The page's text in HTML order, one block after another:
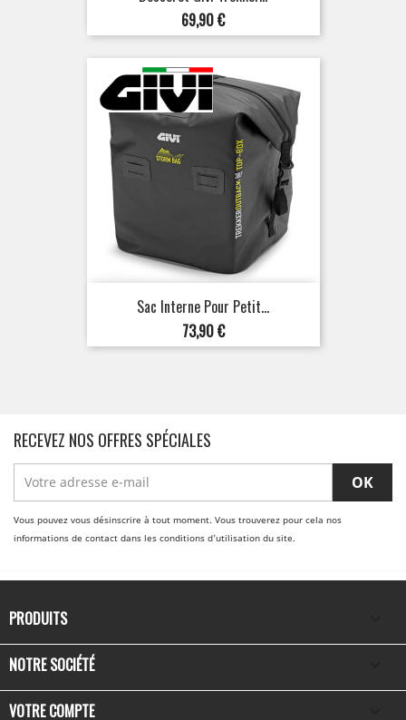
Prix
69,90 €
Sac Interne Pour Petit...
Prix
73,90 €
RECEVEZ NOS OFFRES SPÉCIALES
Vous pouvez vous désinscrire à tout moment. Vous trouverez pour cela nos
informations de contact dans les conditions d'utilisation du site.
PRODUITS
NOTRE SOCIÉTÉ
VOTRE COMPTE